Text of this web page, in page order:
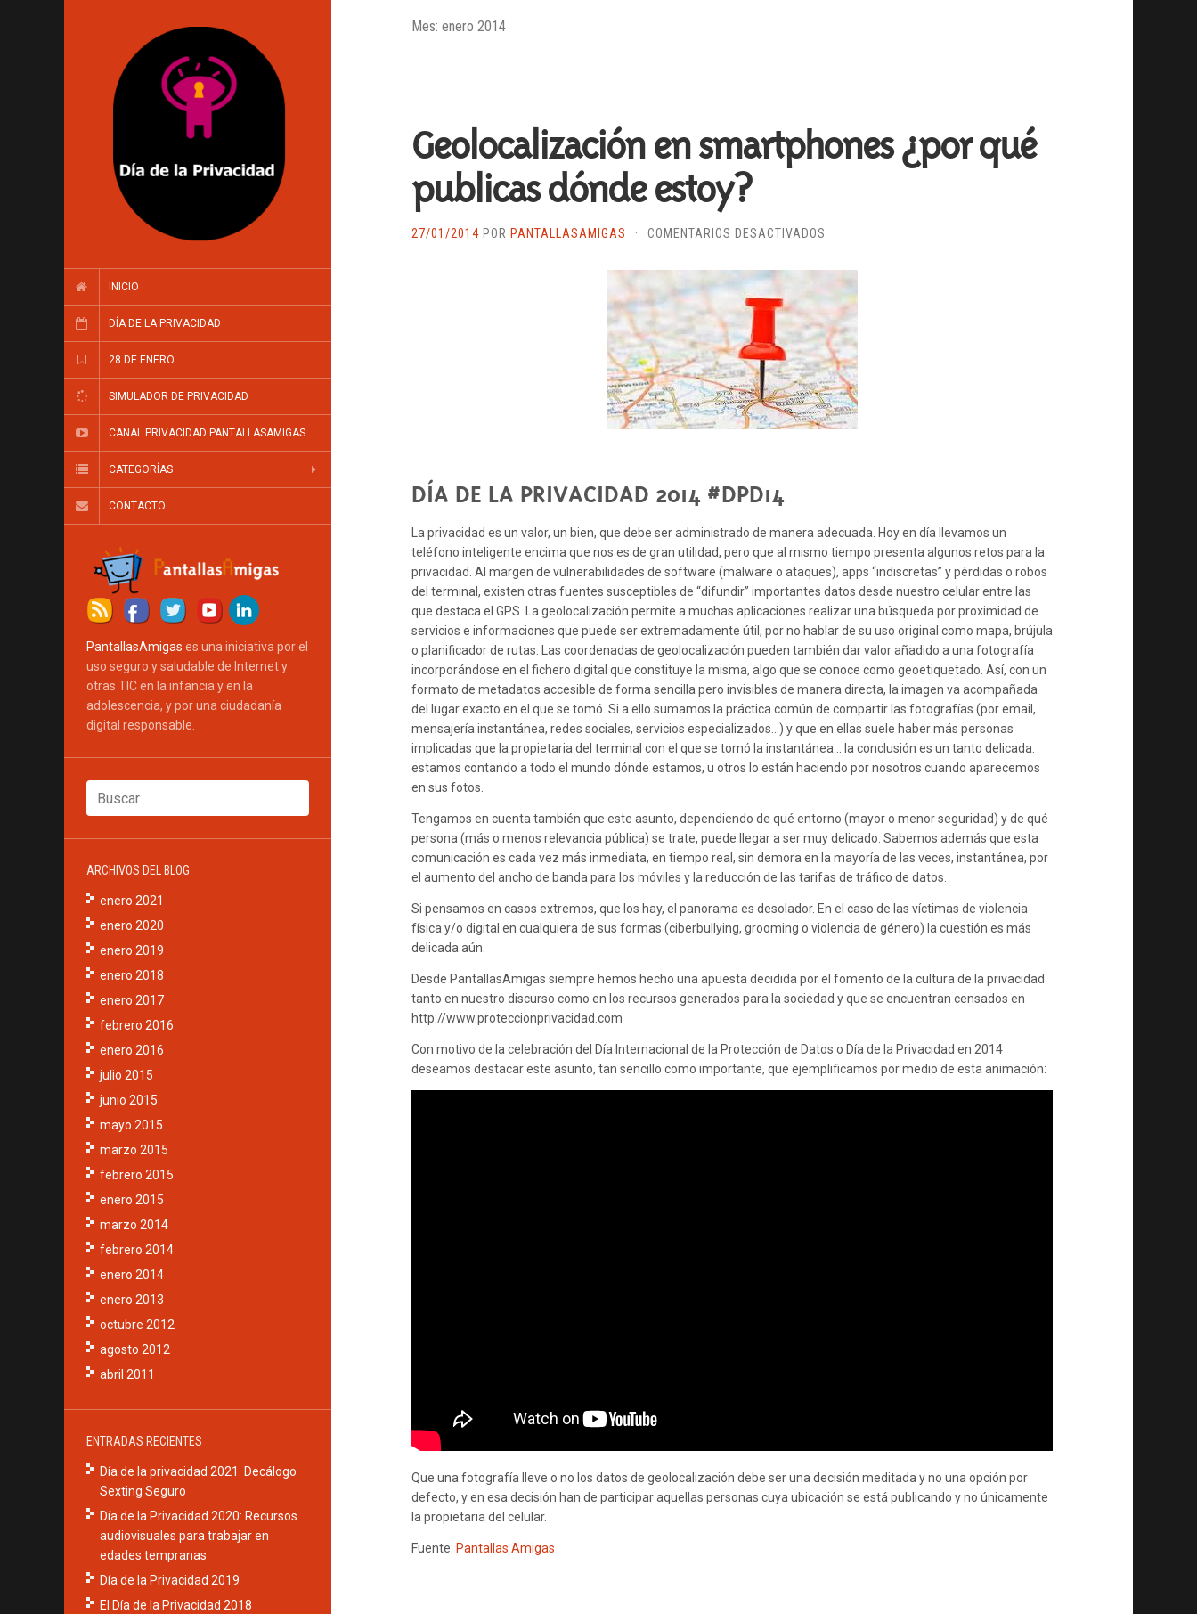
INICIO
DÍA DE LA PRIVACIDAD
28 DE ENERO
SIMULADOR DE PRIVACIDAD
CANAL PRIVACIDAD PANTALLASAMIGAS
CATEGORÍAS
CONTACTO
PantallasAmigas es una iniciativa por el
uso seguro y saludable de Internet y
otras TIC en la infancia y en la
adolescencia, y por una ciudadanía
digital responsable.
ARCHIVOS DEL BLOG
enero 2021
enero 2020
enero 2019
enero 2018
enero 2017
febrero 2016
enero 2016
julio 2015
junio 2015
mayo 2015
marzo 2015
febrero 2015
enero 2015
marzo 2014
febrero 2014
enero 2014
enero 2013
octubre 2012
agosto 2012
abril 2011
ENTRADAS RECIENTES
Día de la privacidad 2021. Decálogo
Sexting Seguro
Día de la Privacidad 2020: Recursos
audiovisuales para trabajar en
edades tempranas
Día de la Privacidad 2019
El Día de la Privacidad 2018
Mes: enero 2014
Geolocalización en smartphones ¿por qué
publicas dónde estoy?
27/01/2014 POR PANTALLASAMIGAS · COMENTARIOS DESACTIVADOS
EN
SMARTPHONES
¿POR
QUÉ
PUBLICAS
DÓNDE
ESTOY?
DÍA DE LA PRIVACIDAD 2014 #DPD14
La privacidad es un valor, un bien, que debe ser administrado de manera adecuada. Hoy en día llevamos un
teléfono inteligente encima que nos es de gran utilidad, pero que al mismo tiempo presenta algunos retos para la
privacidad. Al margen de vulnerabilidades de software (malware o ataques), apps “indiscretas” y pérdidas o robos
del terminal, existen otras fuentes susceptibles de “difundir” importantes datos desde nuestro celular entre las
que destaca el GPS. La geolocalización permite a muchas aplicaciones realizar una búsqueda por proximidad de
servicios e informaciones que puede ser extremadamente útil, por no hablar de su uso original como mapa, brújula
o planificador de rutas. Las coordenadas de geolocalización pueden también dar valor añadido a una fotografía
incorporándose en el fichero digital que constituye la misma, algo que se conoce como geoetiquetado. Así, con un
formato de metadatos accesible de forma sencilla pero invisibles de manera directa, la imagen va acompañada
del lugar exacto en el que se tomó. Si a ello sumamos la práctica común de compartir las fotografías (por email,
mensajería instantánea, redes sociales, servicios especializados…) y que en ellas suele haber más personas
implicadas que la propietaria del terminal con el que se tomó la instantánea… la conclusión es un tanto delicada:
estamos contando a todo el mundo dónde estamos, u otros lo están haciendo por nosotros cuando aparecemos
en sus fotos.
Tengamos en cuenta también que este asunto, dependiendo de qué entorno (mayor o menor seguridad) y de qué
persona (más o menos relevancia pública) se trate, puede llegar a ser muy delicado. Sabemos además que esta
comunicación es cada vez más inmediata, en tiempo real, sin demora en la mayoría de las veces, instantánea, por
el aumento del ancho de banda para los móviles y la reducción de las tarifas de tráfico de datos.
Si pensamos en casos extremos, que los hay, el panorama es desolador. En el caso de las víctimas de violencia
física y/o digital en cualquiera de sus formas (ciberbullying, grooming o violencia de género) la cuestión es más
delicada aún.
Desde PantallasAmigas siempre hemos hecho una apuesta decidida por el fomento de la cultura de la privacidad
tanto en nuestro discurso como en los recursos generados para la sociedad y que se encuentran censados en
http://www.proteccionprivacidad.com
Con motivo de la celebración del Día Internacional de la Protección de Datos o Día de la Privacidad en 2014
deseamos destacar este asunto, tan sencillo como importante, que ejemplificamos por medio de esta animación:
Que una fotografía lleve o no los datos de geolocalización debe ser una decisión meditada y no una opción por
defecto, y en esa decisión han de participar aquellas personas cuya ubicación se está publicando y no únicamente
la propietaria del celular.
Fuente: Pantallas Amigas